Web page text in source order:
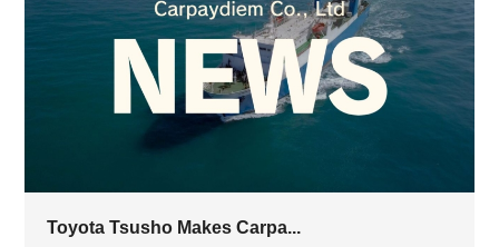
Toyota Tsusho Makes Carpa...